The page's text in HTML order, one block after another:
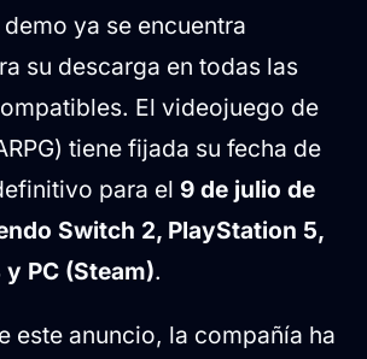
demo ya se encuentra
su descarga en todas las
El videojuego de
tiene fijada su fecha de
para el 9 de julio de
Switch 2, PlayStation 5,
PC (Steam).
este anuncio, la compañía ha